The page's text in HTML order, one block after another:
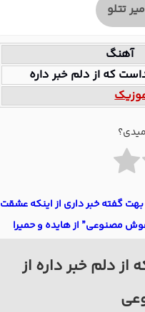
تتلو
آهنگ
که از دلم خبر داره
گفته خبر داری از اینکه عشقت
مصنوعی” از هایده و حمیرا
دلم خبر داره از